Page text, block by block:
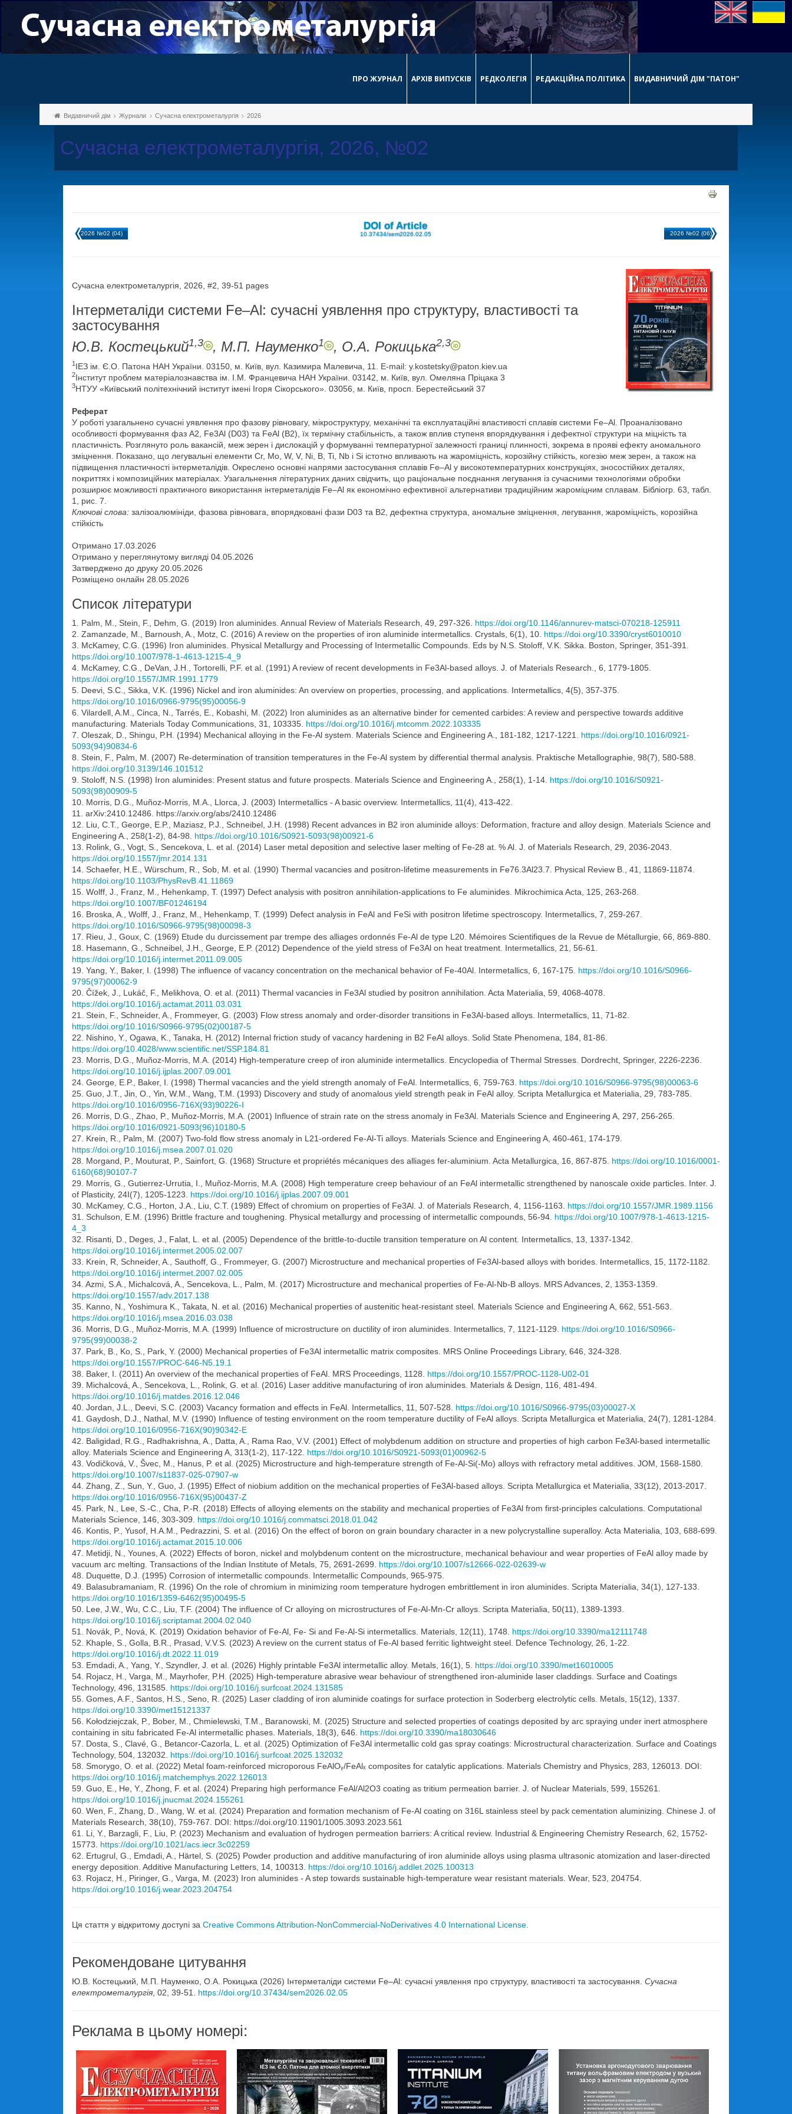
ПРО ЖУРНАЛ АРХІВ ВИПУСКІВ РЕДКОЛЕГІЯ РЕДАКЦІЙНА ПОЛІТИКА ВИДАВНИЧИЙ ДІМ "ПАТОН"
Видавничий дім Журнали Сучасна електрометалургія 2026
Сучасна електрометалургія, 2026, №02
2026 №02 (04)
DOI of Article
10.37434/sem2026.02.05 2026 №02 (06)
Сучасна електрометалургія, 2026, #2, 39-51 pages
Інтерметаліди системи Fe–Al: сучасні уявлення про структуру, властивості та
застосування
Ю.В. Костецький1,3 , М.П. Науменко1 , О.А. Рокицька2,3
1ІЕЗ ім. Є.О. Патона НАН України. 03150, м. Київ, вул. Казимира Малевича, 11. E-mail: y.kostetsky@paton.kiev.ua
2Інститут проблем матеріалознавства ім. І.М. Францевича НАН України. 03142, м. Київ, вул. Омеляна Пріцака 3
3НТУУ «Київський політехнічний інститут імені Ігоря Сікорського». 03056, м. Київ, просп. Берестейський 37
Реферат
У роботі узагальнено сучасні уявлення про фазову рівновагу, мікроструктуру, механічні та експлуатаційні властивості сплавів системи Fe–Al. Проаналізовано
особливості формування фаз A2, Fe3Al (D03) та FeAl (B2), їх термічну стабільність, а також вплив ступеня впорядкування і дефектної структури на міцність та
пластичність. Розглянуто роль вакансій, меж зерен і дислокацій у формуванні температурної залежності границі плинності, зокрема в прояві ефекту аномального
зміцнення. Показано, що легувальні елементи Cr, Mo, W, V, Ni, B, Ti, Nb і Si істотно впливають на жароміцність, корозійну стійкість, когезію меж зерен, а також на
підвищення пластичності інтерметалідів. Окреслено основні напрями застосування сплавів Fe–Al у високотемпературних конструкціях, зносостійких деталях,
покриттях і композиційних матеріалах. Узагальнення літературних даних свідчить, що раціональне поєднання легування із сучасними технологіями обробки
розширює можливості практичного використання інтерметалідів Fe–Al як економічно ефективної альтернативи традиційним жароміцним сплавам. Бібліогр. 63, табл.
1, рис. 7.
Ключові слова: залізоалюмініди, фазова рівновага, впорядковані фази D03 та B2, дефектна структура, аномальне зміцнення, легування, жароміцність, корозійна
стійкість
Отримано 17.03.2026
Отримано у переглянутому вигляді 04.05.2026
Затверджено до друку 20.05.2026
Розміщено онлайн 28.05.2026
Список літератури
1. Palm, M., Stein, F., Dehm, G. (2019) Iron aluminides. Annual Review of Materials Research, 49, 297-326. https://doi.org/10.1146/annurev-matsci-070218-125911
2. Zamanzade, M., Barnoush, A., Motz, C. (2016) A review on the properties of iron aluminide intermetallics. Crystals, 6(1), 10. https://doi.org/10.3390/cryst6010010
3. McKamey, C.G. (1996) Iron aluminides. Physical Metallurgy and Processing of Intermetallic Compounds. Eds by N.S. Stoloff, V.K. Sikka. Boston, Springer, 351-391.
https://doi.org/10.1007/978-1-4613-1215-4_9
4. McKamey, C.G., DeVan, J.H., Tortorelli, P.F. et al. (1991) A review of recent developments in Fe3Al-based alloys. J. of Materials Research., 6, 1779-1805.
https://doi.org/10.1557/JMR.1991.1779
5. Deevi, S.C., Sikka, V.K. (1996) Nickel and iron aluminides: An overview on properties, processing, and applications. Intermetallics, 4(5), 357-375.
https://doi.org/10.1016/0966-9795(95)00056-9
6. Vilardell, A.M., Cinca, N., Tarrés, E., Kobashi, M. (2022) Iron aluminides as an alternative binder for cemented carbides: A review and perspective towards additive
manufacturing. Materials Today Communications, 31, 103335. https://doi.org/10.1016/j.mtcomm.2022.103335
7. Oleszak, D., Shingu, P.H. (1994) Mechanical alloying in the Fe-Al system. Materials Science and Engineering A., 181-182, 1217-1221. https://doi.org/10.1016/0921-
5093(94)90834-6
8. Stein, F., Palm, M. (2007) Re-determination of transition temperatures in the Fe-Al system by differential thermal analysis. Praktische Metallographie, 98(7), 580-588.
https://doi.org/10.3139/146.101512
9. Stoloff, N.S. (1998) Iron aluminides: Present status and future prospects. Materials Science and Engineering A., 258(1), 1-14. https://doi.org/10.1016/S0921-
5093(98)00909-5
10. Morris, D.G., Muñoz-Morris, M.A., Llorca, J. (2003) Intermetallics - A basic overview. Intermetallics, 11(4), 413-422.
11. arXiv:2410.12486. https://arxiv.org/abs/2410.12486
12. Liu, C.T., George, E.P., Maziasz, P.J., Schneibel, J.H. (1998) Recent advances in B2 iron aluminide alloys: Deformation, fracture and alloy design. Materials Science and
Engineering A., 258(1-2), 84-98. https://doi.org/10.1016/S0921-5093(98)00921-6
13. Rolink, G., Vogt, S., Sencekova, L. et al. (2014) Laser metal deposition and selective laser melting of Fe-28 at. % Al. J. of Materials Research, 29, 2036-2043.
https://doi.org/10.1557/jmr.2014.131
14. Schaefer, H.E., Würschum, R., Sob, M. et al. (1990) Thermal vacancies and positron-lifetime measurements in Fe76.3Al23.7. Physical Review B., 41, 11869-11874.
https://doi.org/10.1103/PhysRevB.41.11869
15. Wolff, J., Franz, M., Hehenkamp, T. (1997) Defect analysis with positron annihilation-applications to Fe aluminides. Mikrochimica Acta, 125, 263-268.
https://doi.org/10.1007/BF01246194
16. Broska, A., Wolff, J., Franz, M., Hehenkamp, T. (1999) Defect analysis in FeAl and FeSi with positron lifetime spectroscopy. Intermetallics, 7, 259-267.
https://doi.org/10.1016/S0966-9795(98)00098-3
17. Rieu, J., Goux, C. (1969) Etude du durcissement par trempe des alliages ordonnés Fe-Al de type L20. Mémoires Scientifiques de la Revue de Métallurgie, 66, 869-880.
18. Hasemann, G., Schneibel, J.H., George, E.P. (2012) Dependence of the yield stress of Fe3Al on heat treatment. Intermetallics, 21, 56-61.
https://doi.org/10.1016/j.intermet.2011.09.005
19. Yang, Y., Baker, I. (1998) The influence of vacancy concentration on the mechanical behavior of Fe-40Al. Intermetallics, 6, 167-175. https://doi.org/10.1016/S0966-
9795(97)00062-9
20. Čížek, J., Lukáč, F., Melikhova, O. et al. (2011) Thermal vacancies in Fe3Al studied by positron annihilation. Acta Materialia, 59, 4068-4078.
https://doi.org/10.1016/j.actamat.2011.03.031
21. Stein, F., Schneider, A., Frommeyer, G. (2003) Flow stress anomaly and order-disorder transitions in Fe3Al-based alloys. Intermetallics, 11, 71-82.
https://doi.org/10.1016/S0966-9795(02)00187-5
22. Nishino, Y., Ogawa, K., Tanaka, H. (2012) Internal friction study of vacancy hardening in B2 FeAl alloys. Solid State Phenomena, 184, 81-86.
https://doi.org/10.4028/www.scientific.net/SSP.184.81
23. Morris, D.G., Muñoz-Morris, M.A. (2014) High-temperature creep of iron aluminide intermetallics. Encyclopedia of Thermal Stresses. Dordrecht, Springer, 2226-2236.
https://doi.org/10.1016/j.ijplas.2007.09.001
24. George, E.P., Baker, I. (1998) Thermal vacancies and the yield strength anomaly of FeAl. Intermetallics, 6, 759-763. https://doi.org/10.1016/S0966-9795(98)00063-6
25. Guo, J.T., Jin, O., Yin, W.M., Wang, T.M. (1993) Discovery and study of anomalous yield strength peak in FeAl alloy. Scripta Metallurgica et Materialia, 29, 783-785.
https://doi.org/10.1016/0956-716X(93)90226-I
26. Morris, D.G., Zhao, P., Muñoz-Morris, M.A. (2001) Influence of strain rate on the stress anomaly in Fe3Al. Materials Science and Engineering A, 297, 256-265.
https://doi.org/10.1016/0921-5093(96)10180-5
27. Krein, R., Palm, M. (2007) Two-fold flow stress anomaly in L21-ordered Fe-Al-Ti alloys. Materials Science and Engineering A, 460-461, 174-179.
https://doi.org/10.1016/j.msea.2007.01.020
28. Morgand, P., Mouturat, P., Sainfort, G. (1968) Structure et propriétés mécaniques des alliages fer-aluminium. Acta Metallurgica, 16, 867-875. https://doi.org/10.1016/0001-
6160(68)90107-7
29. Morris, G., Gutierrez-Urrutia, I., Muñoz-Morris, M.A. (2008) High temperature creep behaviour of an FeAl intermetallic strengthened by nanoscale oxide particles. Inter. J.
of Plasticity, 24I(7), 1205-1223. https://doi.org/10.1016/j.ijplas.2007.09.001
30. McKamey, C.G., Horton, J.A., Liu, C.T. (1989) Effect of chromium on properties of Fe3Al. J. of Materials Research, 4, 1156-1163. https://doi.org/10.1557/JMR.1989.1156
31. Schulson, E.M. (1996) Brittle fracture and toughening. Physical metallurgy and processing of intermetallic compounds, 56-94. https://doi.org/10.1007/978-1-4613-1215-
4_3
32. Risanti, D., Deges, J., Falat, L. et al. (2005) Dependence of the brittle-to-ductile transition temperature on Al content. Intermetallics, 13, 1337-1342.
https://doi.org/10.1016/j.intermet.2005.02.007
33. Krein, R, Schneider, A., Sauthoff, G., Frommeyer, G. (2007) Microstructure and mechanical properties of Fe3Al-based alloys with borides. Intermetallics, 15, 1172-1182.
https://doi.org/10.1016/j.intermet.2007.02.005
34. Azmi, S.A., Michalcová, A., Sencekova, L., Palm, M. (2017) Microstructure and mechanical properties of Fe-Al-Nb-B alloys. MRS Advances, 2, 1353-1359.
https://doi.org/10.1557/adv.2017.138
35. Kanno, N., Yoshimura K., Takata, N. et al. (2016) Mechanical properties of austenitic heat-resistant steel. Materials Science and Engineering A, 662, 551-563.
https://doi.org/10.1016/j.msea.2016.03.038
36. Morris, D.G., Muñoz-Morris, M.A. (1999) Influence of microstructure on ductility of iron aluminides. Intermetallics, 7, 1121-1129. https://doi.org/10.1016/S0966-
9795(99)00038-2
37. Park, B., Ko, S., Park, Y. (2000) Mechanical properties of Fe3Al intermetallic matrix composites. MRS Online Proceedings Library, 646, 324-328.
https://doi.org/10.1557/PROC-646-N5.19.1
38. Baker, I. (2011) An overview of the mechanical properties of FeAl. MRS Proceedings, 1128. https://doi.org/10.1557/PROC-1128-U02-01
39. Michalcová, A., Sencekova, L., Rolink, G. et al. (2016) Laser additive manufacturing of iron aluminides. Materials & Design, 116, 481-494.
https://doi.org/10.1016/j.matdes.2016.12.046
40. Jordan, J.L., Deevi, S.C. (2003) Vacancy formation and effects in FeAl. Intermetallics, 11, 507-528. https://doi.org/10.1016/S0966-9795(03)00027-X
41. Gaydosh, D.J., Nathal, M.V. (1990) Influence of testing environment on the room temperature ductility of FeAl alloys. Scripta Metallurgica et Materialia, 24(7), 1281-1284.
https://doi.org/10.1016/0956-716X(90)90342-E
42. Baligidad, R.G., Radhakrishna, A., Datta, A., Rama Rao, V.V. (2001) Effect of molybdenum addition on structure and properties of high carbon Fe3Al-based intermetallic
alloy. Materials Science and Engineering A, 313(1-2), 117-122. https://doi.org/10.1016/S0921-5093(01)00962-5
43. Vodičková, V., Švec, M., Hanus, P. et al. (2025) Microstructure and high-temperature strength of Fe-Al-Si(-Mo) alloys with refractory metal additives. JOM, 1568-1580.
https://doi.org/10.1007/s11837-025-07907-w
44. Zhang, Z., Sun, Y., Guo, J. (1995) Effect of niobium addition on the mechanical properties of Fe3Al-based alloys. Scripta Metallurgica et Materialia, 33(12), 2013-2017.
https://doi.org/10.1016/0956-716X(95)00437-Z
45. Park, N., Lee, S.-C., Cha, P.-R. (2018) Effects of alloying elements on the stability and mechanical properties of Fe3Al from first-principles calculations. Computational
Materials Science, 146, 303-309. https://doi.org/10.1016/j.commatsci.2018.01.042
46. Kontis, P., Yusof, H.A.M., Pedrazzini, S. et al. (2016) On the effect of boron on grain boundary character in a new polycrystalline superalloy. Acta Materialia, 103, 688-699.
https://doi.org/10.1016/j.actamat.2015.10.006
47. Metidji, N., Younes, A. (2022) Effects of boron, nickel and molybdenum content on the microstructure, mechanical behaviour and wear properties of FeAl alloy made by
vacuum arc melting. Transactions of the Indian Institute of Metals, 75, 2691-2699. https://doi.org/10.1007/s12666-022-02639-w
48. Duquette, D.J. (1995) Corrosion of intermetallic compounds. Intermetallic Compounds, 965-975.
49. Balasubramaniam, R. (1996) On the role of chromium in minimizing room temperature hydrogen embrittlement in iron aluminides. Scripta Materialia, 34(1), 127-133.
https://doi.org/10.1016/1359-6462(95)00495-5
50. Lee, J.W., Wu, C.C., Liu, T.F. (2004) The influence of Cr alloying on microstructures of Fe-Al-Mn-Cr alloys. Scripta Materialia, 50(11), 1389-1393.
https://doi.org/10.1016/j.scriptamat.2004.02.040
51. Novák, P., Nová, K. (2019) Oxidation behavior of Fe-Al, Fe- Si and Fe-Al-Si intermetallics. Materials, 12(11), 1748. https://doi.org/10.3390/ma12111748
52. Khaple, S., Golla, B.R., Prasad, V.V.S. (2023) A review on the current status of Fe-Al based ferritic lightweight steel. Defence Technology, 26, 1-22.
https://doi.org/10.1016/j.dt.2022.11.019
53. Emdadi, A., Yang, Y., Szyndler, J. et al. (2026) Highly printable Fe3Al intermetallic alloy. Metals, 16(1), 5. https://doi.org/10.3390/met16010005
54. Rojacz, H., Varga, M., Mayrhofer, P.H. (2025) High-temperature abrasive wear behaviour of strengthened iron-aluminide laser claddings. Surface and Coatings
Technology, 496, 131585. https://doi.org/10.1016/j.surfcoat.2024.131585
55. Gomes, A.F., Santos, H.S., Seno, R. (2025) Laser cladding of iron aluminide coatings for surface protection in Soderberg electrolytic cells. Metals, 15(12), 1337.
https://doi.org/10.3390/met15121337
56. Kołodziejczak, P., Bober, M., Chmielewski, T.M., Baranowski, M. (2025) Structure and selected properties of coatings deposited by arc spraying under inert atmosphere
containing in situ fabricated Fe-Al intermetallic phases. Materials, 18(3), 646. https://doi.org/10.3390/ma18030646
57. Dosta, S., Clavé, G., Betancor-Cazorla, L. et al. (2025) Optimization of Fe3Al intermetallic cold gas spray coatings: Microstructural characterization. Surface and Coatings
Technology, 504, 132032. https://doi.org/10.1016/j.surfcoat.2025.132032
58. Smorygo, O. et al. (2022) Metal foam-reinforced microporous FeAlOᵧ/FeAlₓ composites for catalytic applications. Materials Chemistry and Physics, 283, 126013. DOI:
https://doi.org/10.1016/j.matchemphys.2022.126013
59. Guo, E., He, Y., Zhong, F. et al. (2024) Preparing high performance FeAl/Al2O3 coating as tritium permeation barrier. J. of Nuclear Materials, 599, 155261.
https://doi.org/10.1016/j.jnucmat.2024.155261
60. Wen, F., Zhang, D., Wang, W. et al. (2024) Preparation and formation mechanism of Fe-Al coating on 316L stainless steel by pack cementation aluminizing. Chinese J. of
Materials Research, 38(10), 759-767. DOI: https://doi.org/10.11901/1005.3093.2023.561
61. Li, Y., Barzagli, F., Liu, P. (2023) Mechanism and evaluation of hydrogen permeation barriers: A critical review. Industrial & Engineering Chemistry Research, 62, 15752-
15773. https://doi.org/10.1021/acs.iecr.3c02259
62. Ertugrul, G., Emdadi, A., Härtel, S. (2025) Powder production and additive manufacturing of iron aluminide alloys using plasma ultrasonic atomization and laser-directed
energy deposition. Additive Manufacturing Letters, 14, 100313. https://doi.org/10.1016/j.addlet.2025.100313
63. Rojacz, H., Piringer, G., Varga, M. (2023) Iron aluminides - A step towards sustainable high-temperature wear resistant materials. Wear, 523, 204754.
https://doi.org/10.1016/j.wear.2023.204754
Ця стаття у відкритому доступі за Creative Commons Attribution-NonCommercial-NoDerivatives 4.0 International License
Рекомендоване цитування
Ю.В. Костецький, М.П. Науменко, О.А. Рокицька (2026) Інтерметаліди системи Fe–Al: сучасні уявлення про структуру, властивості та застосування. Сучасна
електрометалургія , 02, 39-51. https://doi.org/10.37434/sem2026.02.05
Реклама в цьому номері: